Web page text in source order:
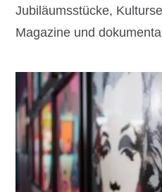
Jubiläumsstücke,
Magazine und